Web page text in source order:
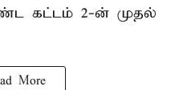
கட்டம் 2-ன் முதல்
More